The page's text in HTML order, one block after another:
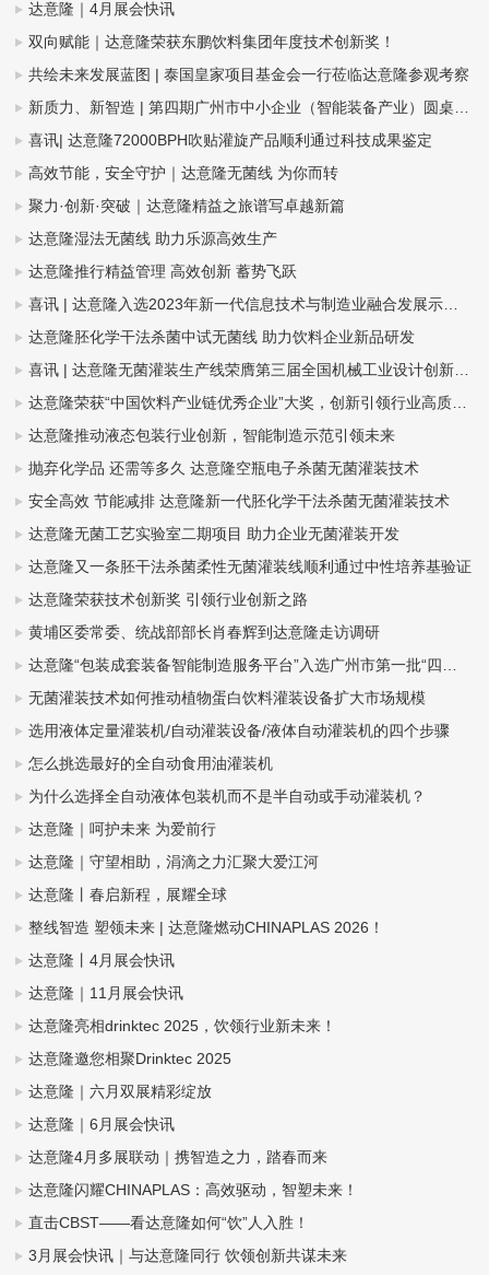
达意隆｜4月展会快讯
双向赋能｜达意隆荣获东鹏饮料集团年度技术创新奖！
共绘未来发展蓝图 | 泰国皇家项目基金会一行莅临达意隆参观考察
新质力、新智造 | 第四期广州市中小企业（智能装备产业）圆桌会议在达意隆召开
喜讯| 达意隆72000BPH吹贴灌旋产品顺利通过科技成果鉴定
高效节能，安全守护｜达意隆无菌线 为你而转
聚力·创新·突破｜达意隆精益之旅谱写卓越新篇
达意隆湿法无菌线 助力乐源高效生产
达意隆推行精益管理 高效创新 蓄势飞跃
喜讯 | 达意隆入选2023年新一代信息技术与制造业融合发展示范名单，助力食品饮料行业新型工业化发展
达意隆胚化学干法杀菌中试无菌线 助力饮料企业新品研发
喜讯 | 达意隆无菌灌装生产线荣膺第三届全国机械工业设计创新大赛金奖，助力食品饮料行业新型工业化发展
达意隆荣获“中国饮料产业链优秀企业”大奖，创新引领行业高质量发展
达意隆推动液态包装行业创新，智能制造示范引领未来
抛弃化学品 还需等多久 达意隆空瓶电子杀菌无菌灌装技术
安全高效 节能减排 达意隆新一代胚化学干法杀菌无菌灌装技术
达意隆无菌工艺实验室二期项目 助力企业无菌灌装开发
达意隆又一条胚干法杀菌柔性无菌灌装线顺利通过中性培养基验证
达意隆荣获技术创新奖 引领行业创新之路
黄埔区委常委、统战部部长肖春辉到达意隆走访调研
达意隆“包装成套装备智能制造服务平台”入选广州市第一批“四化”赋能重点平台！
无菌灌装技术如何推动植物蛋白饮料灌装设备扩大市场规模
选用液体定量灌装机/自动灌装设备/液体自动灌装机的四个步骤
怎么挑选最好的全自动食用油灌装机
为什么选择全自动液体包装机而不是半自动或手动灌装机？
达意隆｜呵护未来 为爱前行
达意隆｜守望相助，涓滴之力汇聚大爱江河
达意隆丨春启新程，展耀全球
整线智造 塑领未来 | 达意隆燃动CHINAPLAS 2026！
达意隆丨4月展会快讯
达意隆｜11月展会快讯
达意隆亮相drinktec 2025，饮领行业新未来！
达意隆邀您相聚Drinktec 2025
达意隆｜六月双展精彩绽放
达意隆｜6月展会快讯
达意隆4月多展联动｜携智造之力，踏春而来
达意隆闪耀CHINAPLAS：高效驱动，智塑未来！
直击CBST——看达意隆如何“饮”人入胜！
3月展会快讯｜与达意隆同行 饮领创新共谋未来